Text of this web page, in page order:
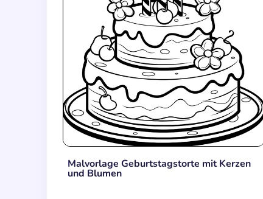
Malvorlage Geburtstagstorte mit Kerzen
und Blumen